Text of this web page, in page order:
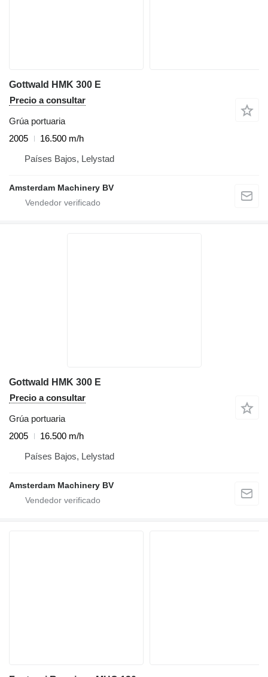
Gottwald HMK 300 E
Precio a consultar
Grúa portuaria
2005
16.500 m/h
Países Bajos, Lelystad
Amsterdam Machinery BV
Gottwald HMK 300 E
Precio a consultar
Grúa portuaria
2005
16.500 m/h
Países Bajos, Lelystad
Amsterdam Machinery BV